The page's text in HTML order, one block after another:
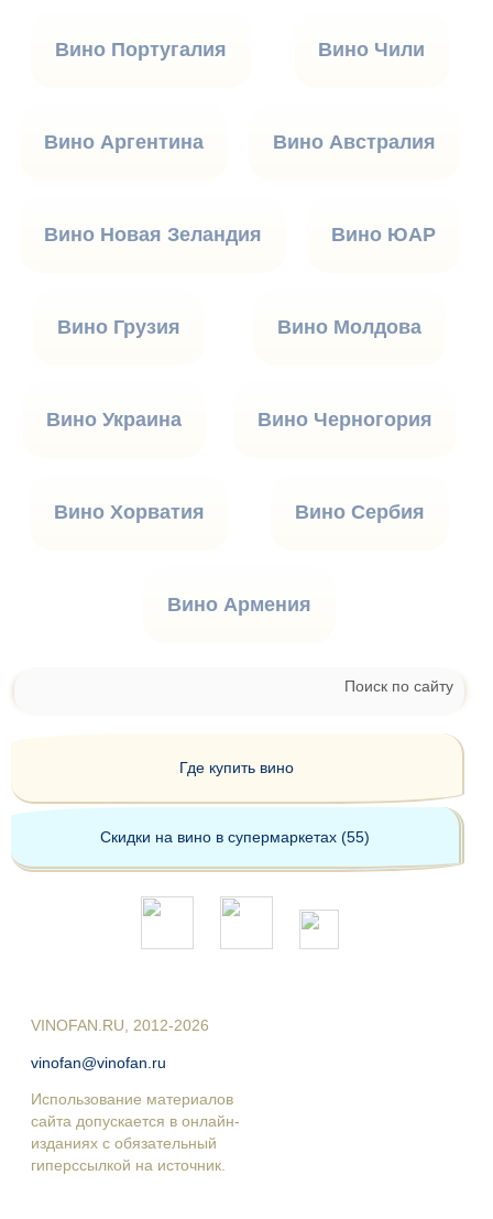
Вино Португалия Вино Чили
Вино Аргентина Вино Австралия
Вино Новая Зеландия Вино ЮАР
Вино Грузия Вино Молдова
Вино Украина Вино Черногория
Вино Хорватия Вино Сербия
Вино Армения
Поиск по сайту
Где купить вино
Скидки на вино в супермаркетах (55)
VINOFAN.RU, 2012-2026
vinofan@vinofan.ru
Использование материалов
сайта допускается в онлайн-
изданиях с обязательный
гиперссылкой на источник.